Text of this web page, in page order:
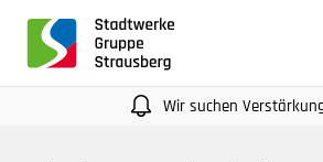
Screenreader
oder
Wir suchen Verstärkung